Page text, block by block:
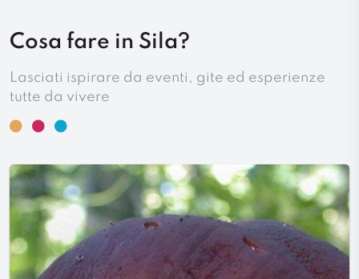
Cosa fare in Sila?
Lasciati ispirare da eventi, gite ed esperienze
tutte da vivere